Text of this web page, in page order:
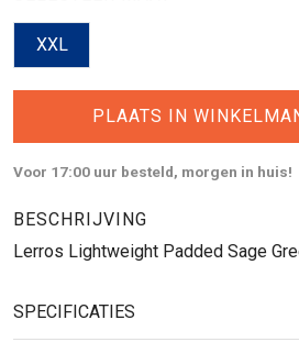
XXL
PLAATS IN
Voor 17:00 uur besteld, morgen in huis!
BESCHRIJVING
Lerros Lightweight Padded Sage
SPECIFICATIES